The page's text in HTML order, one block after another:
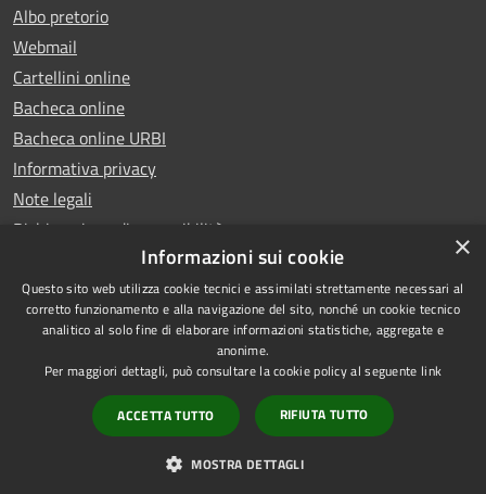
Albo pretorio
Webmail
Cartellini online
Bacheca online
Bacheca online URBI
Informativa privacy
Note legali
Dichiarazione di accessibilità
RSS
Accessibilità
Copyright © 2025 Comune di
Ariano Irpino
Powered byMunicipium
Accesso redazione
×
Informazioni sui cookie
Questo sito web utilizza cookie tecnici e assimilati strettamente necessari al
corretto funzionamento e alla navigazione del sito, nonché un cookie tecnico
analitico al solo fine di elaborare informazioni statistiche, aggregate e
anonime.
Per maggiori dettagli, può consultare la cookie policy al seguente link
ACCETTA TUTTO RIFIUTA TUTTO
MOSTRA DETTAGLI